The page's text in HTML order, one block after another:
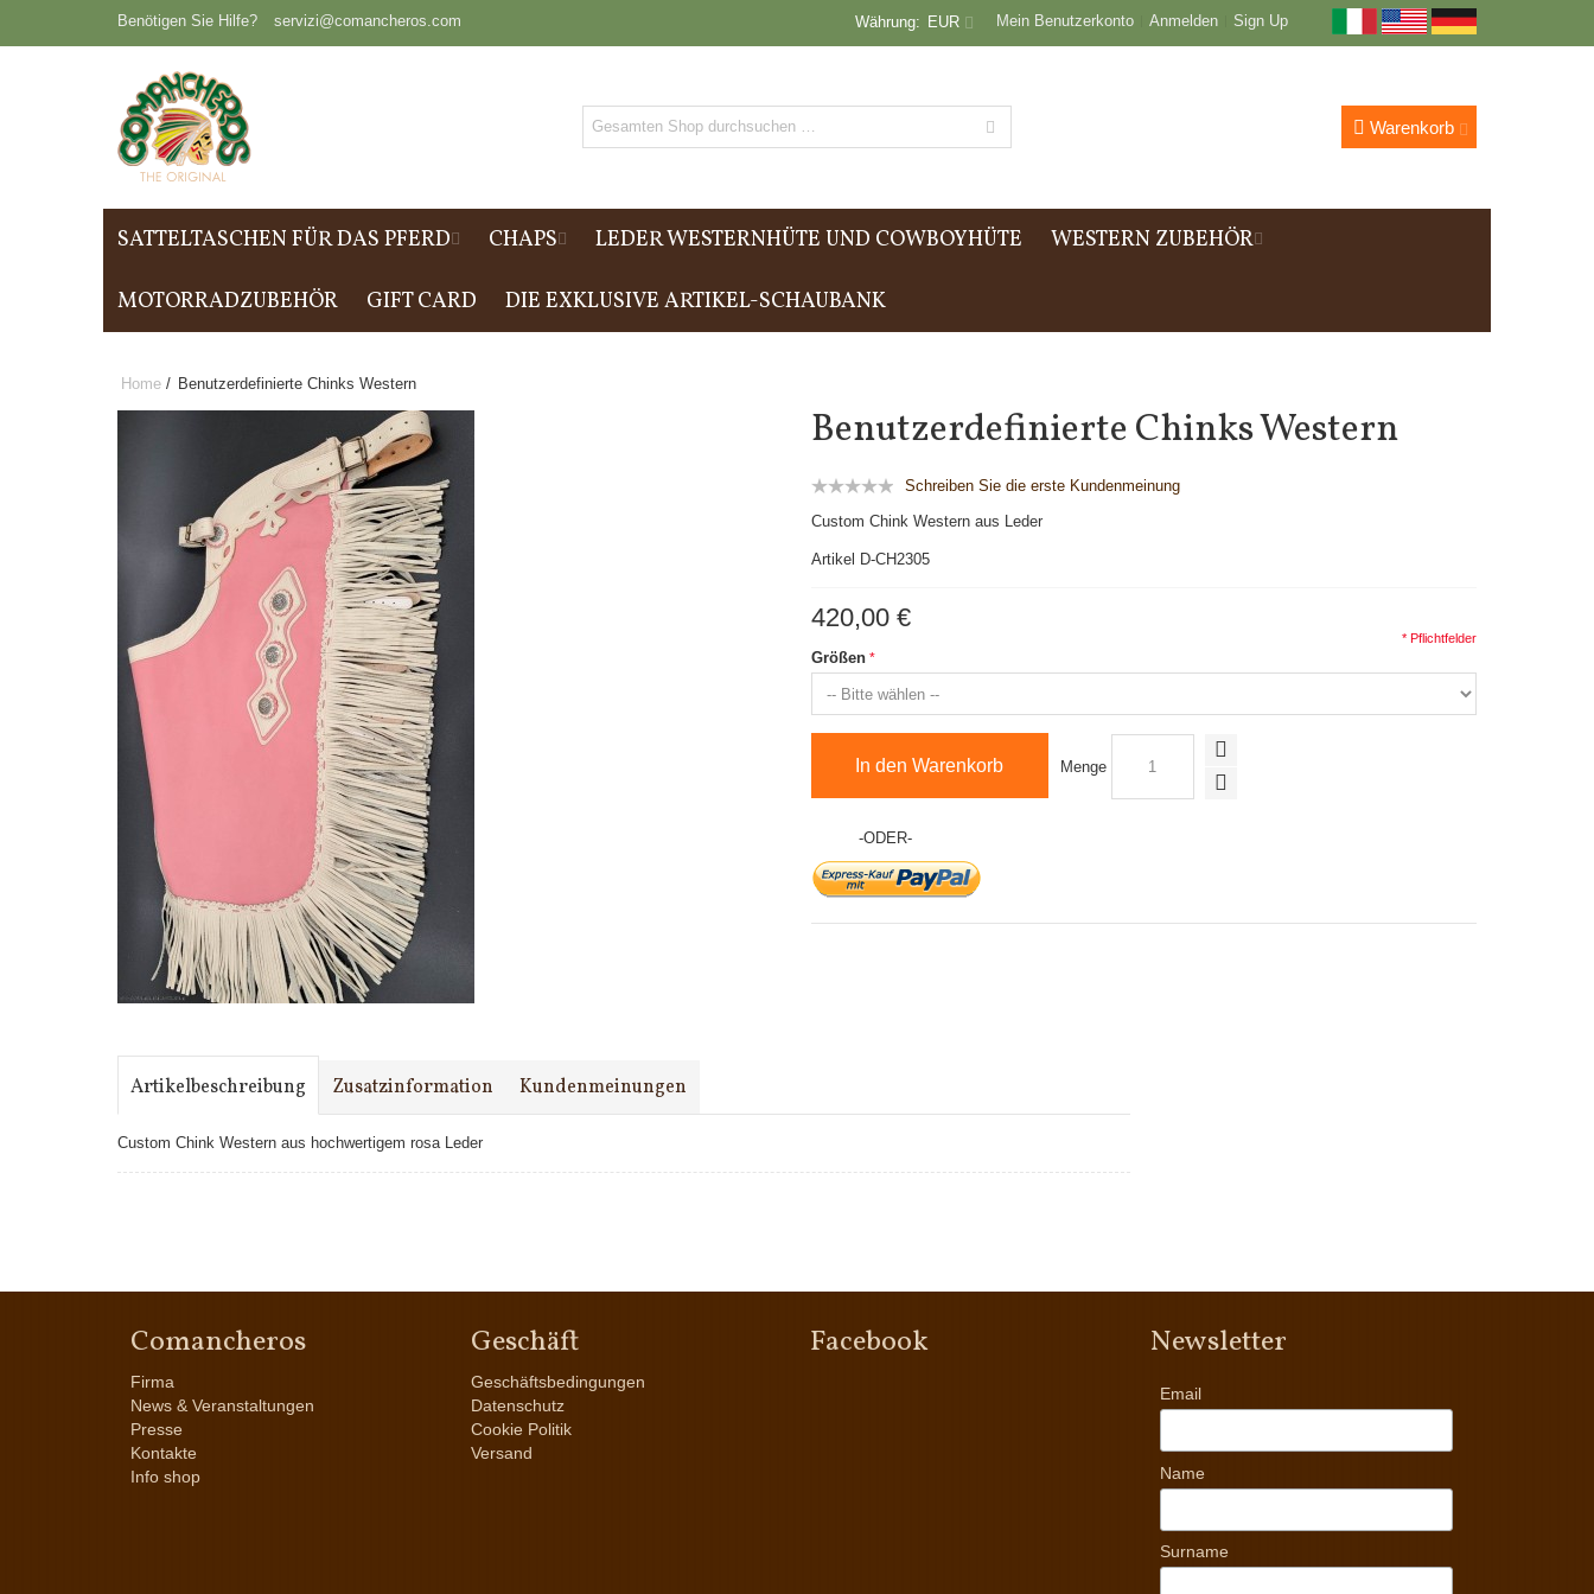
Benötigen Sie Hilfe? servizi@comancheros.com Mein Benutzerkonto Anmelden Sign Up
Währung: EUR
Warenkorb
SATTELTASCHEN FÜR DAS PFERD CHAPS LEDER WESTERNHÜTE UND COWBOYHÜTE WESTERN ZUBEHÖR
MOTORRADZUBEHÖR GIFT CARD DIE EXKLUSIVE ARTIKEL-SCHAUBANK
Home / Benutzerdefinierte Chinks Western
Benutzerdefinierte Chinks Western
Schreiben Sie die erste Kundenmeinung
Custom Chink Western aus Leder
Artikel D-CH2305
420,00 €
Größen
* Pflichtfelder
Menge
In den Warenkorb
-ODER-
Artikelbeschreibung Zusatzinformation Kundenmeinungen
Custom Chink Western aus hochwertigem rosa Leder
Comancheros
Firma
News & Veranstaltungen
Presse
Kontakte
Info shop
Geschäft
Geschäftsbedingungen
Datenschutz
Cookie Politik
Versand
Facebook Newsletter
Email
Name
Surname